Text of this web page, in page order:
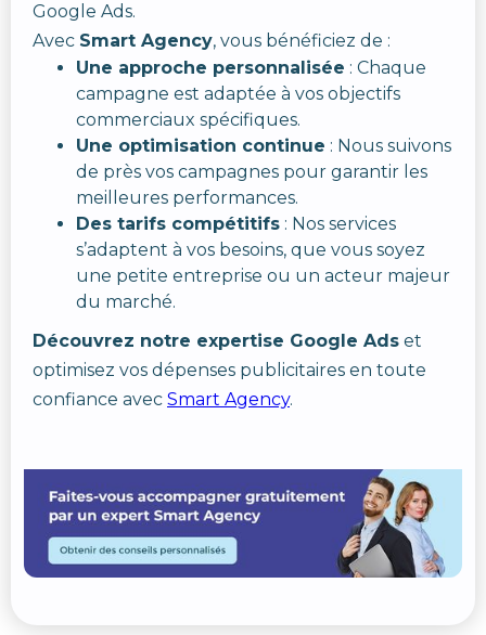
Google Ads.
Avec Smart Agency, vous bénéficiez de :
Une approche personnalisée : Chaque
campagne est adaptée à vos objectifs
commerciaux spécifiques.
Une optimisation continue : Nous suivons
de près vos campagnes pour garantir les
meilleures performances.
Des tarifs compétitifs : Nos services
s’adaptent à vos besoins, que vous soyez
une petite entreprise ou un acteur majeur
du marché.
Découvrez notre expertise Google Ads et
optimisez vos dépenses publicitaires en toute
confiance avec Smart Agency.